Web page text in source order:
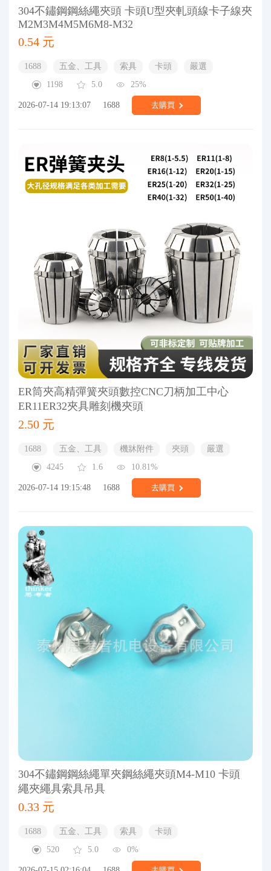
304不鏽鋼鋼絲繩夾頭 卡頭U型夾軋頭線卡子線夾
M2M3M4M5M6M8-M32
0.54 元
1688 五金、工具 索具 卡頭
嚴選
1198
5.0 25%
2026-07-14 19:13:07 1688 去購買
ER筒夾高精彈簧夾頭數控CNC刀柄加工中心
ER11ER32夾具雕刻機夾頭
2.50 元
1688 五金、工具 機牀附件 夾頭
嚴選
4245
1.6 10.81%
2026-07-14 19:15:48 1688 去購買
304不鏽鋼鋼絲繩單夾鋼絲繩夾頭M4-M10 卡頭
繩夾繩具索具吊具
0.33 元
1688 五金、工具 索具
卡頭
520
5.0 0%